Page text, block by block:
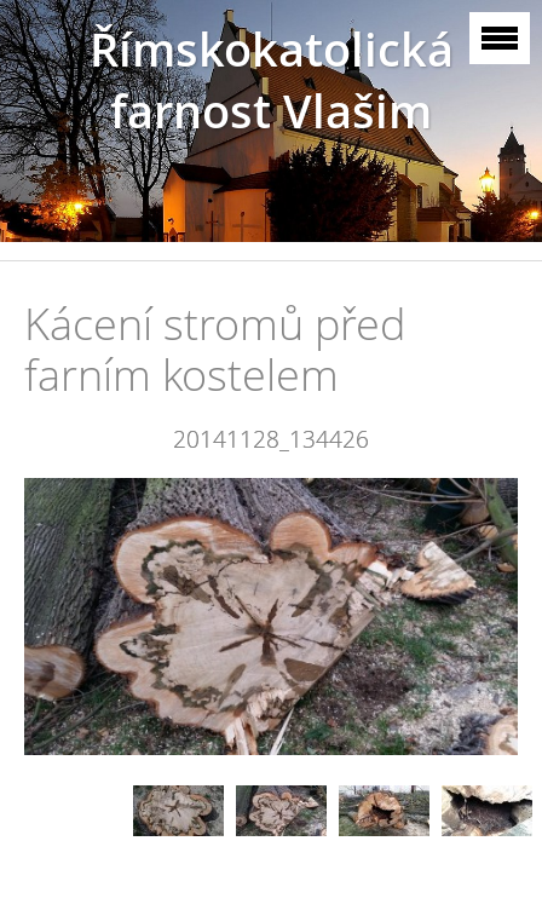
Římskokatolická
farnost Vlašim
Kácení stromů před
farním kostelem
20141128_134426